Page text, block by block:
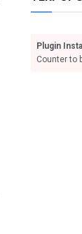
Plugin Install
Counter to